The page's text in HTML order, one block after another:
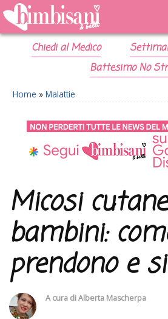
Chiedi al Medico
Battesimo No
Home » Malattie
Micosi
bambini:
prendono e
A cura diAlberta Mascherpa